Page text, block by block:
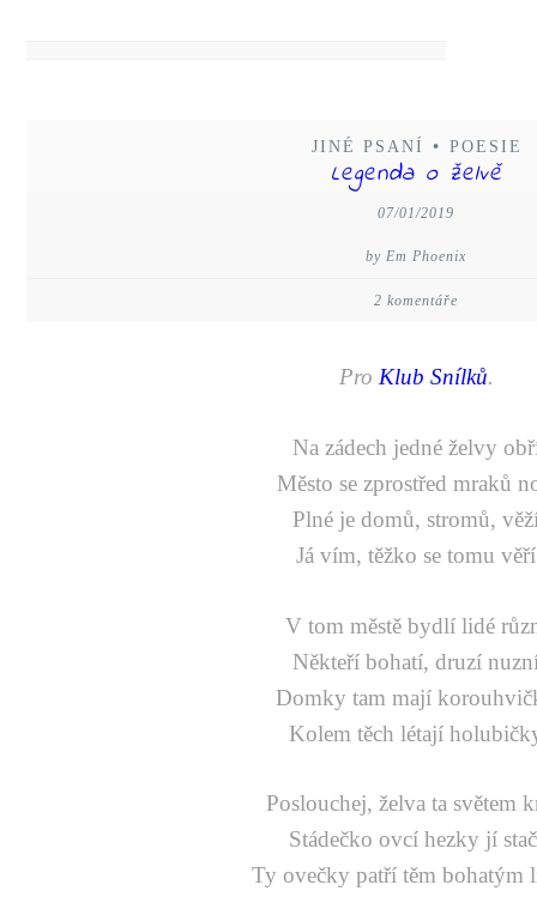
JINÉ PSANÍ • POESIE
Legenda o želvě
07/01/2019
by Em Phoenix
2 komentáře
Pro Klub Snílků.
Na zádech jedné želvy
Město se zprostřed mraků
Plné je domů, stromů,
Já vím, těžko se tomu věří
V tom městě bydlí lidé
Někteří bohatí, druzí
Domky tam mají
Kolem těch létají
Poslouchej, želva ta světem
Stádečko ovcí hezky jí
Ty ovečky patří těm bohatým